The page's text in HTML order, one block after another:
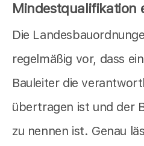
Mindestqualifikation
Die
regelmäßig vor, dass
Bauleiter die
übertragen ist und der
zu nennen ist. Genau